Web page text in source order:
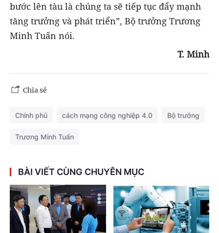
bước lên tàu là chúng ta sẽ tiếp tục đẩy mạnh
tăng trưởng và phát triển”, Bộ trưởng Trương
Minh Tuấn nói.
T. Minh
Chia sẻ
Chính phủ cách mạng công nghiệp 4.0 Bộ trưởng
Trương Minh Tuấn
BÀI VIẾT CÙNG CHUYÊN MỤC